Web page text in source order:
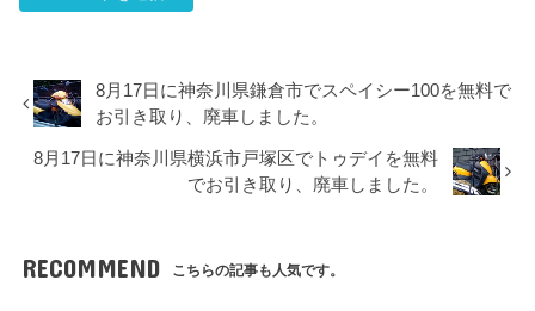
8月17日に神奈川県鎌倉市でスペイシー100を無料で
お引き取り、廃車しました。
8月17日に神奈川県横浜市戸塚区でトゥデイを無料
でお引き取り、廃車しました。
RECOMMEND こちらの記事も人気です。